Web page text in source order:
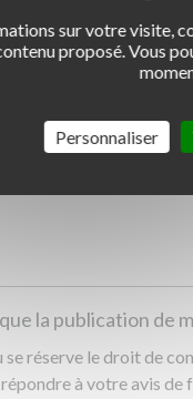
2
la publication de
se réserve le droit de
à votre avis de
sur votre visite,
proposé. Vous
Personnaliser